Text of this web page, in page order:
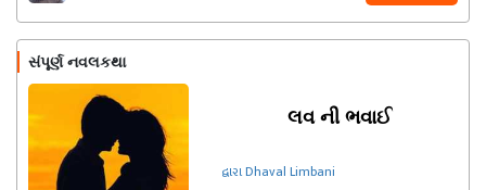
સંપૂર્ણ નવલકથા
લવ ની ભવાઈ
દ્વારા Dhaval Limbani